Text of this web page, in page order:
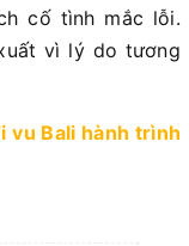
cố tình mắc lỗi.
vì lý do tương
vu Bali hành trình